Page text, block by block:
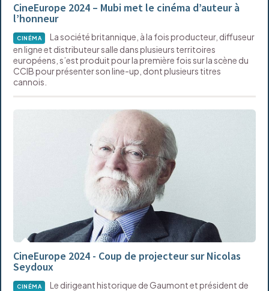
CineEurope 2024 – Mubi met le cinéma d’auteur à
l’honneur
CINÉMA
La société britannique, à la fois producteur, diffuseur
en ligne et distributeur salle dans plusieurs territoires
européens, s’est produit pour la première fois sur la scène du
CCIB pour présenter son line-up, dont plusieurs titres
cannois.
CineEurope 2024 - Coup de projecteur sur Nicolas
Seydoux
CINÉMA
Le dirigeant historique de Gaumont et président de